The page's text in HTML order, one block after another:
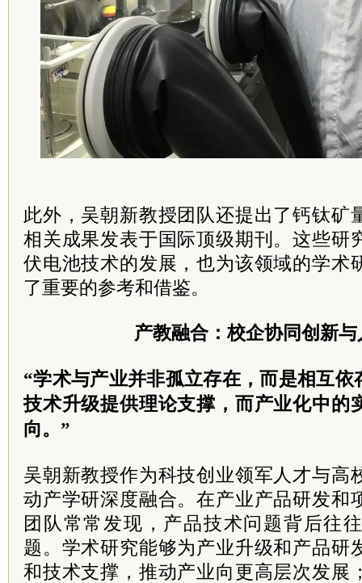
此外，吴朝新教授团队还提出了钙钛矿
相关成果发表于国际顶级期刊。这些研
伏电池技术的发展，也为该领域的学术
了重要的参考和借鉴。
产教融合：校企协同创新
“学术与产业并非孤立存在，而是相互
技术升级提供理论支撑，而产业化中的
向。”
吴朝新教授作为科技创业领军人才与高
动产学研深度融合。在产业产品研发和
团队常常发现，产品技术问题背后往
题。学术研究能够为产业升级和产品研
和技术支撑，推动产业向更高层次发展